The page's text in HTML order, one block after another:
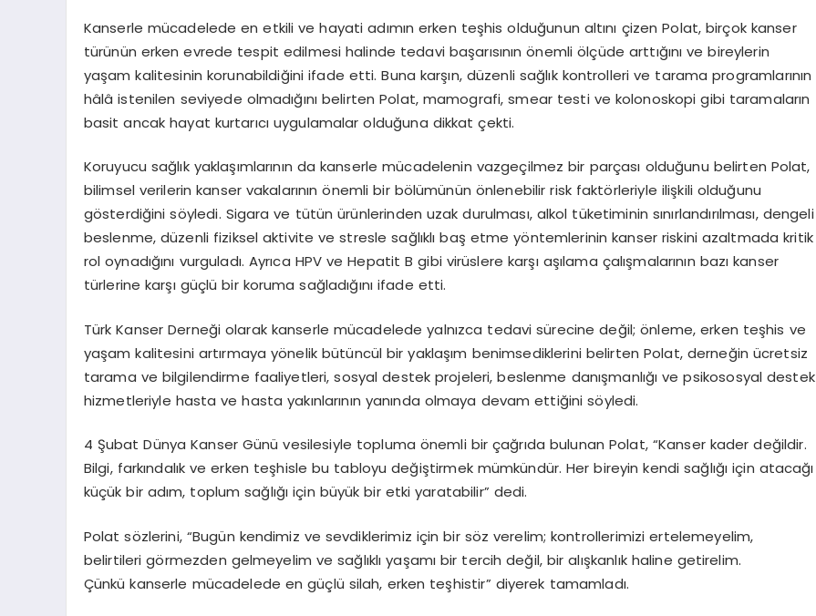
Kanserle mücadelede en etkili ve hayati adımın erken teşhis olduğunun altını çizen Polat, birçok kanser
türünün erken evrede tespit edilmesi halinde tedavi başarısının önemli ölçüde arttığını ve bireylerin
yaşam kalitesinin korunabildiğini ifade etti. Buna karşın, düzenli sağlık kontrolleri ve tarama programlarının
hâlâ istenilen seviyede olmadığını belirten Polat, mamografi, smear testi ve kolonoskopi gibi taramaların
basit ancak hayat kurtarıcı uygulamalar olduğuna dikkat çekti.
Koruyucu sağlık yaklaşımlarının da kanserle mücadelenin vazgeçilmez bir parçası olduğunu belirten Polat,
bilimsel verilerin kanser vakalarının önemli bir bölümünün önlenebilir risk faktörleriyle ilişkili olduğunu
gösterdiğini söyledi. Sigara ve tütün ürünlerinden uzak durulması, alkol tüketiminin sınırlandırılması, dengeli
beslenme, düzenli fiziksel aktivite ve stresle sağlıklı baş etme yöntemlerinin kanser riskini azaltmada kritik
rol oynadığını vurguladı. Ayrıca HPV ve Hepatit B gibi virüslere karşı aşılama çalışmalarının bazı kanser
türlerine karşı güçlü bir koruma sağladığını ifade etti.
Türk Kanser Derneği olarak kanserle mücadelede yalnızca tedavi sürecine değil; önleme, erken teşhis ve
yaşam kalitesini artırmaya yönelik bütüncül bir yaklaşım benimsediklerini belirten Polat, derneğin ücretsiz
tarama ve bilgilendirme faaliyetleri, sosyal destek projeleri, beslenme danışmanlığı ve psikososyal destek
hizmetleriyle hasta ve hasta yakınlarının yanında olmaya devam ettiğini söyledi.
4 Şubat Dünya Kanser Günü vesilesiyle topluma önemli bir çağrıda bulunan Polat, “Kanser kader değildir.
Bilgi, farkındalık ve erken teşhisle bu tabloyu değiştirmek mümkündür. Her bireyin kendi sağlığı için atacağı
küçük bir adım, toplum sağlığı için büyük bir etki yaratabilir” dedi.
Polat sözlerini, “Bugün kendimiz ve sevdiklerimiz için bir söz verelim; kontrollerimizi ertelemeyelim,
belirtileri görmezden gelmeyelim ve sağlıklı yaşamı bir tercih değil, bir alışkanlık haline getirelim.
Çünkü kanserle mücadelede en güçlü silah, erken teşhistir” diyerek tamamladı.